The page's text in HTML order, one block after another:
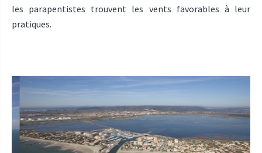
les parapentistes trouvent les vents favorables à leur
pratiques.